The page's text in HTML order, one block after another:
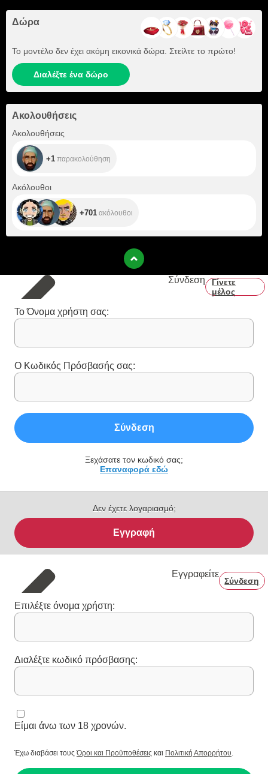
Δώρα
Το μοντέλο δεν έχει ακόμη εικονικά δώρα. Στείλτε το πρώτο!
Διαλέξτε ένα δώρο
Ακολουθήσεις
Ακολουθήσεις
+1
+1 παρακολούθηση
Ακόλουθοι
+701 ακόλουθοι
Σύνδεση
Γίνετε
μέλος
Το Όνομα χρήστη σας:
Ο Κωδικός Πρόσβασής σας:
Σύνδεση
Ξεχάσατε τον κωδικό σας;
Επαναφορά εδώ
Δεν έχετε λογαριασμό;
Εγγραφή
Εγγραφείτε
Σύνδεση
Επιλέξτε όνομα χρήστη:
Διαλέξτε κωδικό πρόσβασης:
Είμαι άνω των 18 χρονών.
Έχω διαβάσει τουςΌροι και Προϋποθέσεις και Πολιτική Απορρήτου.